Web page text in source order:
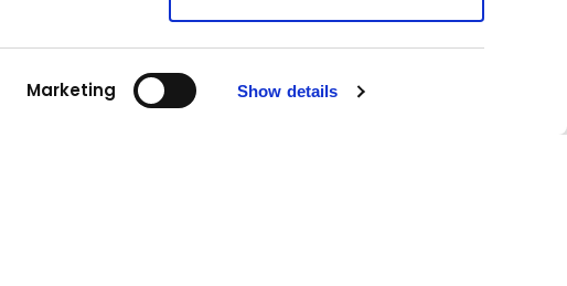
Marketing Show details